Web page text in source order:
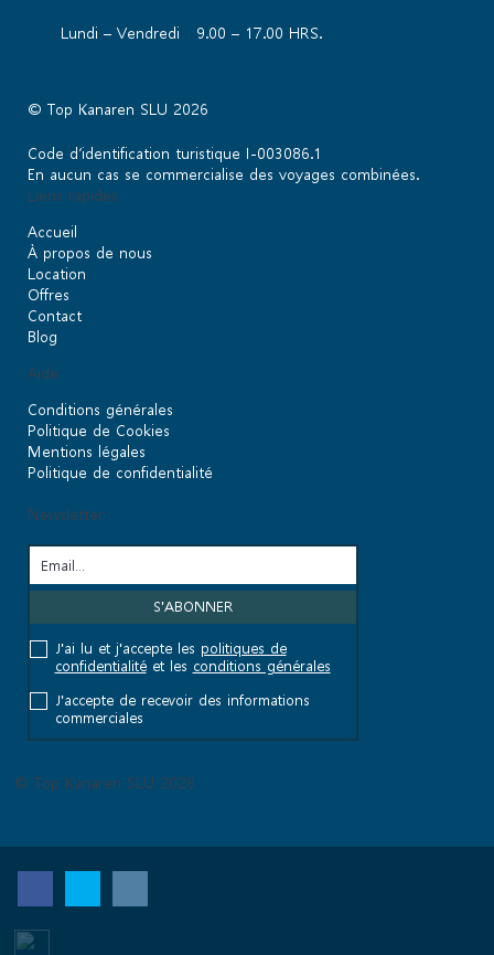
Lundi – Vendredi 9.00 – 17.00 HRS.
© Top Kanaren SLU 2026
Code d’identification turistique I-003086.1
En aucun cas se commercialise des voyages combinées.
Liens rapides
Accueil
À propos de nous
Location
Offres
Contact
Blog
Aide
Conditions générales
Politique de Cookies
Mentions légales
Politique de confidentialité
Newsletter
J'ai lu et j'accepte les politiques de
confidentialitéet les conditions générales
J'accepte de recevoir des informations
commerciales
© Top Kanaren SLU 2026